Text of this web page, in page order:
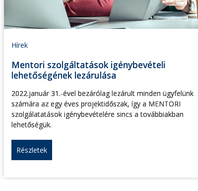
Hírek
Mentori szolgáltatások igénybevételi
lehetőségének lezárulása
2022.január 31.-ével bezárólag lezárult minden ügyfelünk
számára az egy éves projektidőszak, így a MENTORI
szolgálatatások igénybevételére sincs a továbbiakban
lehetőségük.
Részletek